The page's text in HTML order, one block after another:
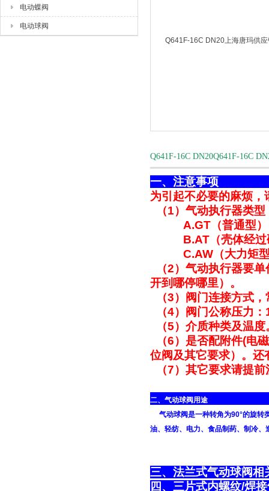
电动蝶阀
电动球阀
Q641F-16C DN20Q641F-16C
一
为引起不必要的麻烦
（1）气动执行器类型
A.GT（普通型）
B.AT（壳体经过硬
C.AW（大力矩
（2）气动执行器要
开到哪停哪里）。
（3）阀门连接方式
（4）阀门公称压力
（5）介质种类及温度
（6）是否配附件(电
位阀及其它要求）。还
（7）其它要求请提前
二、气动球阀用途
气动球阀是一种转角为90°的旋转
油、轻纺、电力、食品制药、制冷、
三、法
四、三片式